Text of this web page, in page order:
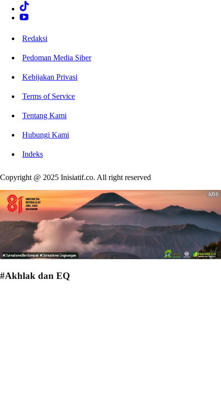
Redaksi
Pedoman Media Siber
Kebijakan Privasi
Terms of Service
Tentang Kami
Hubungi Kami
Indeks
Copyright @ 2025 Inisiatif.co. All right reserved
#Akhlak dan EQ